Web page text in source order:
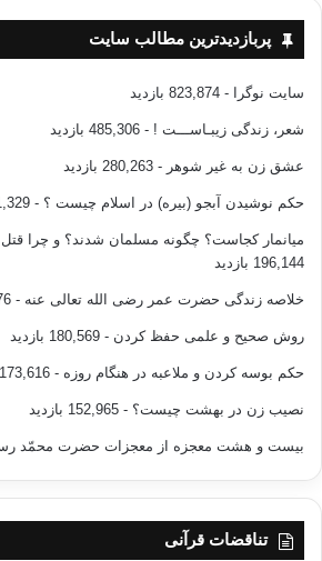
پربازدیدترین مطالب سایت
سایت نوگرا - 823,874 بازدید
شعر، زندگی زیبـاســـت ! - 485,306 بازدید
عشق زن به غیر شوهر - 280,263 بازدید
حکم نوشیدن آبجو (بیره) در اسلام چیست ؟ - 271,329 بازدید
میانمار کجاست؟ چگونه مسلمان شدند؟ و چرا
196,144 بازدید
خلاصه زندگی حضرت عمر رضی الله تعالی عنه - 185,476 بازدید
روش صحیح و علمی حفظ کردن - 180,569 بازدید
حکم بوسه کردن و ملاعبه در هنگام روزه - 173,616 بازدید
نصیب زن در بهشت چیست؟ - 152,965 بازدید
بیست و هشت معجزه از معجزات حضرت محمّد
تناقضات قرآنی